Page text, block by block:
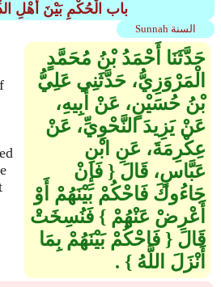
(10) باب الْحُكْمِ بَيْنَ أَهْلِ
Sunnah السنة
حَدَّثَنَا أَحْمَدُ بْنُ مُحَمَّدٍ
الْمَرْوَزِيُّ، حَدَّثَنِي عَلِيُّ
بْنُ حُسَيْنٍ، عَنْ أَبِيهِ،
عَنْ يَزِيدَ النَّحْوِيِّ، عَنْ
عِكْرِمَةَ، عَنِ ابْنِ
عَبَّاسٍ، قَالَ ‏{‏ فَإِنْ
جَاءُوكَ فَاحْكُمْ بَيْنَهُمْ أَوْ
أَعْرِضْ عَنْهُمْ ‏}‏ فَنُسِخَتْ
قَالَ ‏{‏ فَاحْكُمْ بَيْنَهُمْ بِمَا
أَنْزَلَ اللَّهُ ‏}‏ ‏.‏